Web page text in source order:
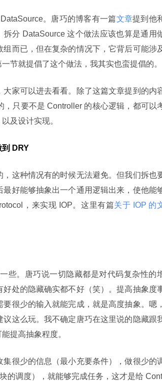
。唐巧的博客有一篇文章提到他
分 DataSource 这个做法应该也算是通用
而已，但在复杂的情况下，它背后可能涉
一节就提倡了这个做法，我其实也蛮提倡的。
家可以进去看看。除了这篇文章提到的内
只要不是 Controller 的核心逻辑，都可以
及设计实现。
到 DRY
这种情况有的时候无法避免。但我们拆也
好能够抽象出一个通用逻辑出来，使他能
，来实现 IOP。这里有篇关于 IOP 的
些。唐巧说一切隐藏都是对代码复杂性的
处的隐藏确实都不好（笑）。提高抽象度
很少的输入就能完成，就是高度抽象。嗯，
这么玩。我不确定唐巧在这里说的隐藏跟
提高抽象程度。
很少的信息（最小充要条件），做很少的
的调度），就能够完成任务，这才是给